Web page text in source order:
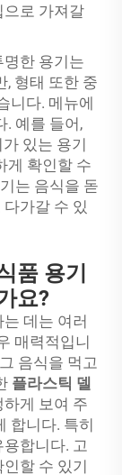
으로 가져갈
한 용기는
, 형태 또한 중
니다. 메뉴에
. 예를 들어,
있는 용기
게 확인할 수
는 음식을 돋
가갈 수 있
품 용기
요?
데는 여러
매력적입니
음식을 먹고
플라스틱 델
게 보여 주
합니다. 특히
합니다. 고
할 수 있기